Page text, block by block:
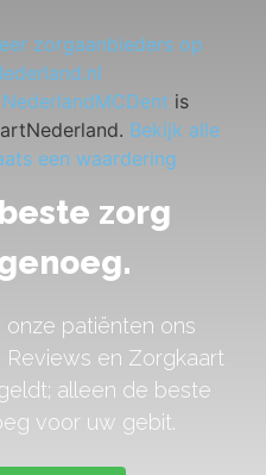
MCDent is
Bekijk alle
een waardering
zorg
onze patiënten ons
en Zorgkaart
alleen de beste
voor uw gebit.